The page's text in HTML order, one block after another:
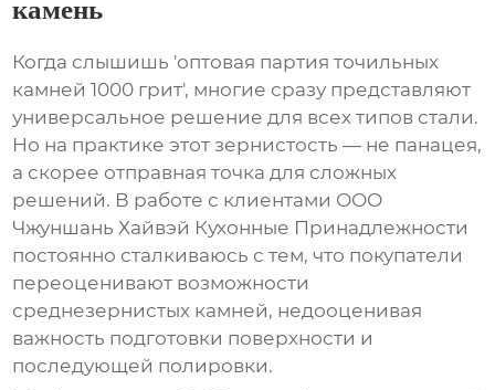
камень
Когда слышишь 'оптовая партия точильных
камней 1000 грит', многие сразу представляют
универсальное решение для всех типов стали.
Но на практике этот зернистость — не панацея,
а скорее отправная точка для сложных
решений. В работе с клиентами ООО
Чжуншань Хайвэй Кухонные Принадлежности
постоянно сталкиваюсь с тем, что покупатели
переоценивают возможности
среднезернистых камней, недооценивая
важность подготовки поверхности и
последующей полировки.